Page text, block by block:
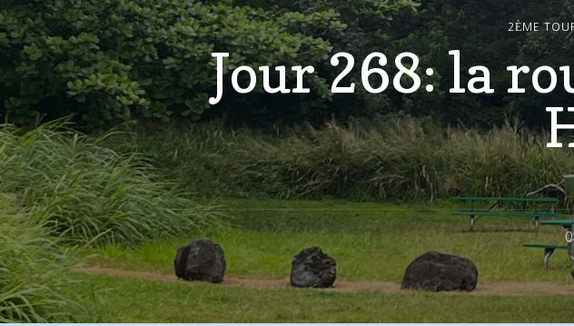
2ÈME
Jour 268: la